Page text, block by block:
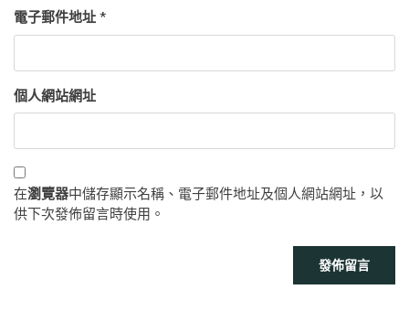
電子郵件地址 *
個人網站網址
在瀏覽器中儲存顯示名稱、電子郵件地址及個人網站網址，以
供下次發佈留言時使用。